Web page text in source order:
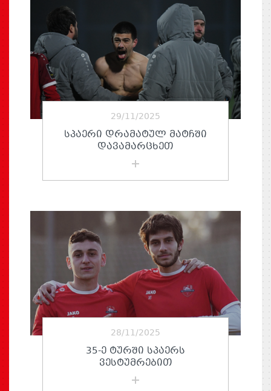
29/11/2025
ᲡᲞᲐᲔᲠᲘ ᲓᲠᲐᲛᲐᲢᲣᲚ ᲛᲐᲢᲩᲨᲘ
ᲓᲐᲕᲐᲛᲐᲠᲪᲮᲔᲗ
28/11/2025
35-Ე ᲢᲣᲠᲨᲘ ᲡᲞᲐᲔᲠᲡ
ᲕᲔᲡᲢᲣᲛᲠᲔᲑᲘᲗ